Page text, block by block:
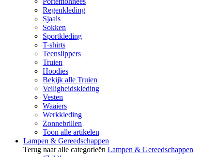
Regenkleding
Sjaals
Sokken
Sportkleding
T-shirts
Teenslippers
Truien
Hoodies
Bekijk alle Truien
Veiligheidskleding
Vesten
Waaiers
Werkkleding
Zonnebrillen
Toon alle artikelen
Lampen & Gereedschappen
Terug naar alle categorieën Lampen & Gereedschappen